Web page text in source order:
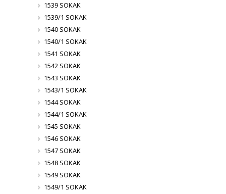
1539 SOKAK
1539/1 SOKAK
1540 SOKAK
1540/1 SOKAK
1541 SOKAK
1542 SOKAK
1543 SOKAK
1543/1 SOKAK
1544 SOKAK
1544/1 SOKAK
1545 SOKAK
1546 SOKAK
1547 SOKAK
1548 SOKAK
1549 SOKAK
1549/1 SOKAK